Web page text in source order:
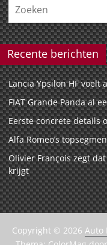
Recente berichten
Lancia Ypsilon HF voelt
FIAT Grande Panda al
Eerste concrete details
Alfa Romeo’s
Olivier François zegt
krijgt
Copyright © 2026 Auto